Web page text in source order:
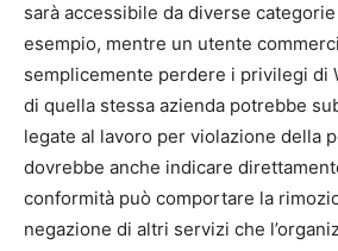
sarà accessibile da diverse
esempio, mentre un utente
semplicemente perdere i privilegi di
di quella stessa azienda potrebbe
legate al lavoro per violazione della
dovrebbe anche indicare
conformità può comportare la
negazione di altri servizi che